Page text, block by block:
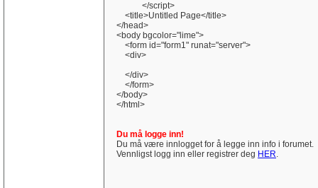
</script>
<title>Untitled Page</title>
</head>
<body bgcolor="lime">
<form id="form1" runat="server">
<div>
</div>
</form>
</body>
</html>
Du må logge inn!
Du må være innlogget for å legge inn info i forumet.
Vennligst logg inn eller registrer deg HER.